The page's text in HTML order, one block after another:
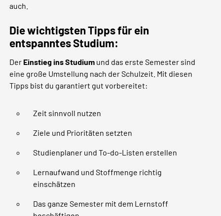
auch.
Die wichtigsten Tipps für ein
entspanntes Studium:
Der Einstieg ins Studium und das erste Semester sind
eine große Umstellung nach der Schulzeit. Mit diesen
Tipps bist du garantiert gut vorbereitet:
Zeit sinnvoll nutzen
Ziele und Prioritäten setzten
Studienplaner und To-do-Listen erstellen
Lernaufwand und Stoffmenge richtig
einschätzen
Das ganze Semester mit dem Lernstoff